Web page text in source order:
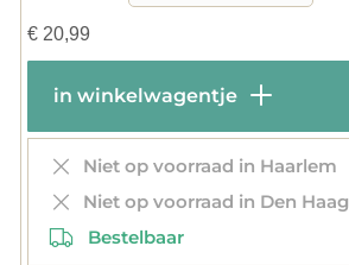
€20,99
in winkelwagentje
Niet op voorraad in Haarlem
Niet op voorraad in Den Haag
Bestelbaar